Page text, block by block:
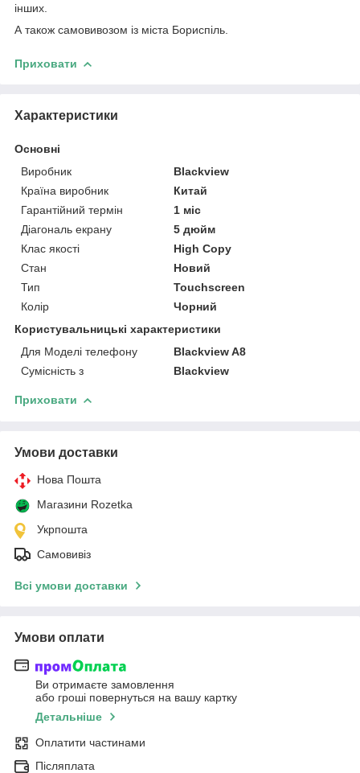
інших.
А також самовивозом із міста Бориспіль.
Приховати
Характеристики
Основні
Виробник
Blackview
Країна виробник
Китай
Гарантійний термін
1 міс
Діагональ екрану
5 дюйм
Клас якості
High Copy
Стан
Новий
Тип
Touchscreen
Колір
Чорний
Користувальницькі характеристики
Для Моделі телефону
Blackview A8
Сумісність з
Blackview
Приховати
Умови доставки
Нова Пошта
Магазини Rozetka
Укрпошта
Самовивіз
Всі умови доставки
Умови оплати
Ви отримаєте замовлення
або гроші повернуться на вашу картку
Детальніше
Оплатити частинами
Післяплата